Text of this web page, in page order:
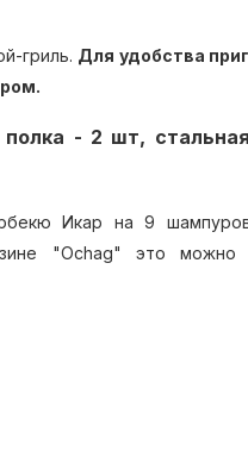
гриль. Для удобства
- 2 шт,
Икар на 9
"Ochag" это можно